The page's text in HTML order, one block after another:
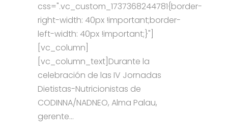
css=".vc_custom_1737368244781{border-
right-width: 40px !important;border-
left-width: 40px !important;}"]
[vc_column]
[vc_column_text]Durante la
celebración de las IV Jornadas
Dietistas-Nutricionistas de
CODINNA/NADNEO, Alma Palau,
gerente...